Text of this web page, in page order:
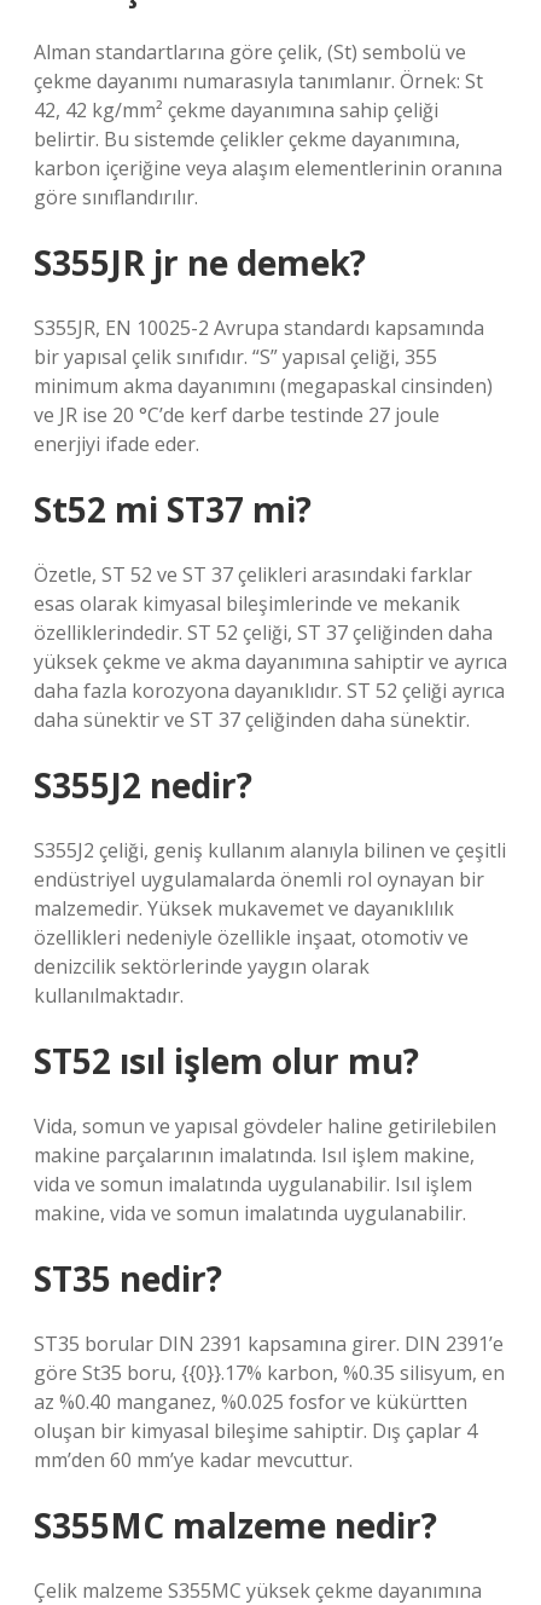
Alman standartlarına göre çelik, (St) sembolü ve
çekme dayanımı numarasıyla tanımlanır. Örnek: St
42, 42 kg/mm² çekme dayanımına sahip çeliği
belirtir. Bu sistemde çelikler çekme dayanımına,
karbon içeriğine veya alaşım elementlerinin oranına
göre sınıflandırılır.
S355JR jr ne demek?
S355JR, EN 10025-2 Avrupa standardı kapsamında
bir yapısal çelik sınıfıdır. “S” yapısal çeliği, 355
minimum akma dayanımını (megapaskal cinsinden)
ve JR ise 20 °C’de kerf darbe testinde 27 joule
enerjiyi ifade eder.
St52 mi ST37 mi?
Özetle, ST 52 ve ST 37 çelikleri arasındaki farklar
esas olarak kimyasal bileşimlerinde ve mekanik
özelliklerindedir. ST 52 çeliği, ST 37 çeliğinden daha
yüksek çekme ve akma dayanımına sahiptir ve ayrıca
daha fazla korozyona dayanıklıdır. ST 52 çeliği ayrıca
daha sünektir ve ST 37 çeliğinden daha sünektir.
S355J2 nedir?
S355J2 çeliği, geniş kullanım alanıyla bilinen ve çeşitli
endüstriyel uygulamalarda önemli rol oynayan bir
malzemedir. Yüksek mukavemet ve dayanıklılık
özellikleri nedeniyle özellikle inşaat, otomotiv ve
denizcilik sektörlerinde yaygın olarak
kullanılmaktadır.
ST52 ısıl işlem olur mu?
Vida, somun ve yapısal gövdeler haline getirilebilen
makine parçalarının imalatında. Isıl işlem makine,
vida ve somun imalatında uygulanabilir. Isıl işlem
makine, vida ve somun imalatında uygulanabilir.
ST35 nedir?
ST35 borular DIN 2391 kapsamına girer. DIN 2391’e
göre St35 boru, {{0}}.17% karbon, %0.35 silisyum, en
az %0.40 manganez, %0.025 fosfor ve kükürtten
oluşan bir kimyasal bileşime sahiptir. Dış çaplar 4
mm’den 60 mm’ye kadar mevcuttur.
S355MC malzeme nedir?
Çelik malzeme S355MC yüksek çekme dayanımına